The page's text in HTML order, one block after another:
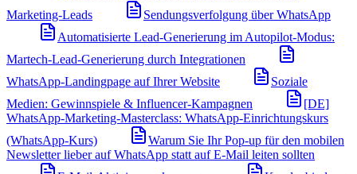
Marketing-Leads
Sendungsverfolgung über WhatsApp
Automatisierte Lead-Generierung im Autopilot-Modus:
Martech-Lead-Generierung durch Integrationen
WhatsApp-Landingpage auf Ihrer Website
Soziale
Medien: Gewinnspiele & Influencer-Kampagnen
[DE]
WhatsApp-Marketing-Masterclass: WhatsApp-Einrichtungskurs
(WhatsApp-Kurs)
Warum Sie Ihr Pop-up für den mobilen
Newsletter lieber auf WhatsApp statt auf E-Mail leiten sollten